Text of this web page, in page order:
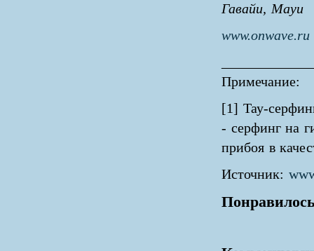
Гавайи, Мауи
www.onwave.ru
Примечание:
[1] Тау-
- серфинг на
прибоя в
Источник: